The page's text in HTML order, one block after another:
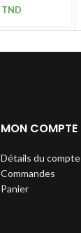
TND
MON COMPTE
Détails du compte
Commandes
Panier